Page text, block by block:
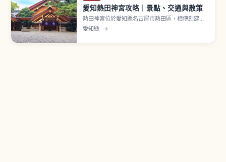
愛知熱田神宮攻略｜景點、交通與散策
熱田神宮位於愛知縣名古屋市熱田區，相傳創建可
追溯至約1,900年前，並以三種神器之一「草薙神
地廣達約6萬坪，採與伊勢神宮相同的「神明造」建
愛知縣 →